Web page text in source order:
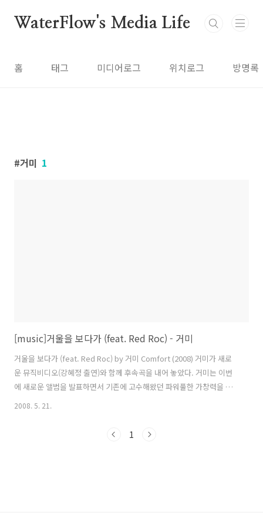
WaterFlow's Media Life
홈 태그 미디어로그 위치로그 방명록
거미 1
[music]거울을 보다가 (feat. Red Roc) - 거미
거울을 보다가 (feat. Red Roc) by 거미 Comfort (2008) 거미가 새로
운 뮤직비디오(강혜정 출연)와 함께 후속곡을 내어 놓았다. 거미는 이번
에 새로운 앨범을 발표하면서 기존에 고수해왔던 파워풀한 가창력을 바
탕으로한 호소력 짙은 R&B스타일의 곡에서 탈피해 가벼운 댄스풍의 "미
데로 성공적인 활동을 했고, 그 후속곡으로 "거울을 보다가"란 곡으로 다
2008. 5. 21.
1